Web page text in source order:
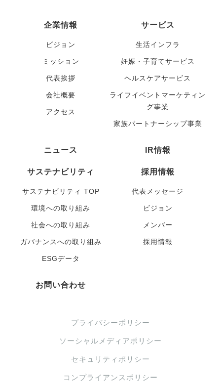
企業情報
ビジョン
ミッション
代表挨拶
会社概要
アクセス
サービス
生活インフラ
妊娠・子育てサービス
ヘルスケアサービス
ライフイベントマーケティン
グ事業
家族パートナーシップ事業
ニュース IR情報
サステナビリティ
サステナビリティ TOP
環境への取り組み
社会への取り組み
ガバナンスへの取り組み
ESGデータ
採用情報
代表メッセージ
ビジョン
メンバー
採用情報
お問い合わせ
プライバシーポリシー
ソーシャルメディアポリシー
セキュリティポリシー
コンプライアンスポリシー